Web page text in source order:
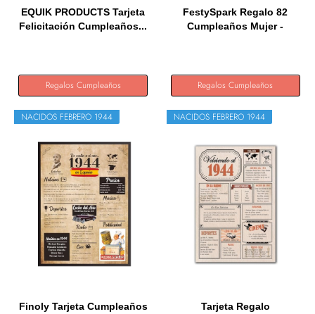
EQUIK PRODUCTS Tarjeta
Felicitación Cumpleaños...
Regalos Cumpleaños
FestySpark Regalo 82
Cumpleaños Mujer -
Regalos Cumpleaños
NACIDOS FEBRERO 1944
Finoly Tarjeta Cumpleaños
NACIDOS FEBRERO 1944
Tarjeta Regalo